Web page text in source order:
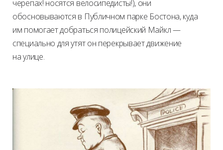
черепах! носятся велосипедисты!), они
обосновываются в Публичном парке Бостона, куда
им помогает добраться полицейский Майкл —
специально для утят он перекрывает движение
на улице.